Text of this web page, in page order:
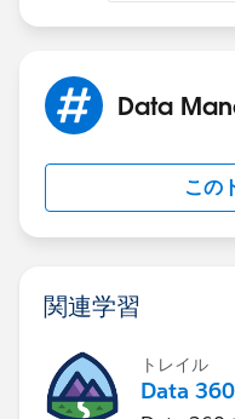
Data
この
関連学習
トレイル
Data